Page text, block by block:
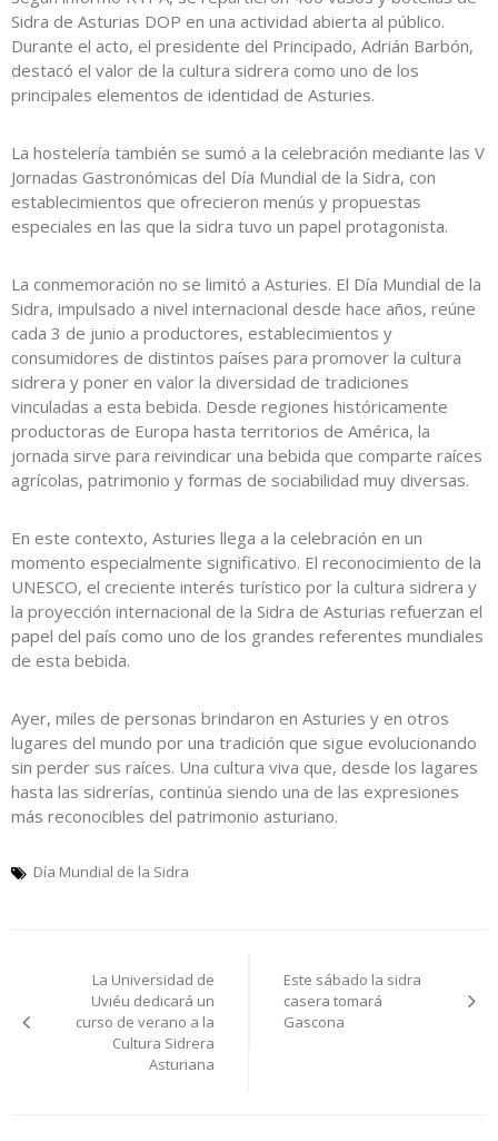
Sidra de Asturias DOP en una actividad abierta al público.
Durante el acto, el presidente del Principado, Adrián Barbón,
destacó el valor de la cultura sidrera como uno de los
principales elementos de identidad de Asturies.
La hostelería también se sumó a la celebración mediante las V
Jornadas Gastronómicas del Día Mundial de la Sidra, con
establecimientos que ofrecieron menús y propuestas
especiales en las que la sidra tuvo un papel protagonista.
La conmemoración no se limitó a Asturies. El Día Mundial de la
Sidra, impulsado a nivel internacional desde hace años, reúne
cada 3 de junio a productores, establecimientos y
consumidores de distintos países para promover la cultura
sidrera y poner en valor la diversidad de tradiciones
vinculadas a esta bebida. Desde regiones históricamente
productoras de Europa hasta territorios de América, la
jornada sirve para reivindicar una bebida que comparte raíces
agrícolas, patrimonio y formas de sociabilidad muy diversas.
En este contexto, Asturies llega a la celebración en un
momento especialmente significativo. El reconocimiento de la
UNESCO, el creciente interés turístico por la cultura sidrera y
la proyección internacional de la Sidra de Asturias refuerzan el
papel del país como uno de los grandes referentes mundiales
de esta bebida.
Ayer, miles de personas brindaron en Asturies y en otros
lugares del mundo por una tradición que sigue evolucionando
sin perder sus raíces. Una cultura viva que, desde los lagares
hasta las sidrerías, continúa siendo una de las expresiones
más reconocibles del patrimonio asturiano.
Día Mundial de la Sidra
entradas
La Universidad de
Uviéu dedicará un
curso de verano a la
Cultura Sidrera
Asturiana
Este sábado la sidra
casera tomará
Gascona